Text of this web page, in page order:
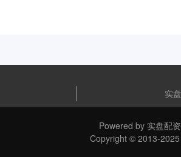
实
Powered by 实盘配
Copyright © 2013-2025